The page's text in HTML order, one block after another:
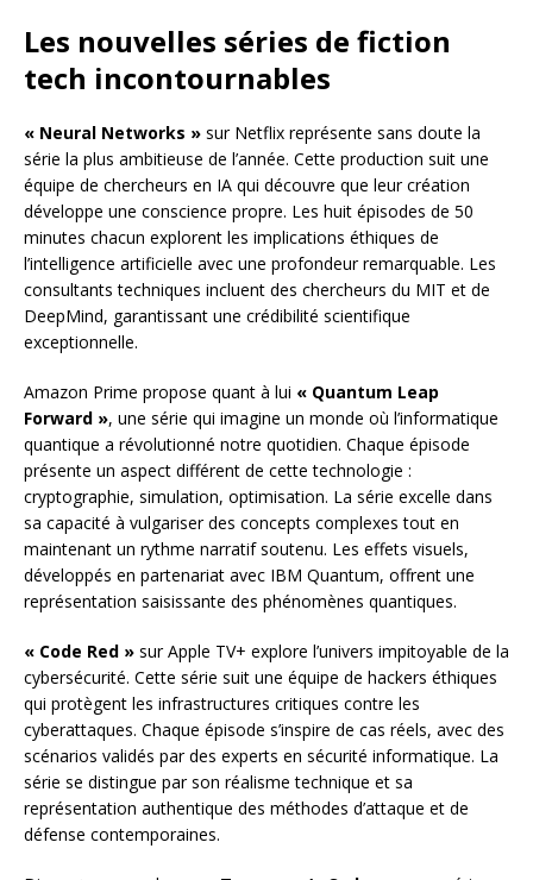
Les nouvelles séries de fiction
tech incontournables
« Neural Networks » sur Netflix représente sans doute la
série la plus ambitieuse de l’année. Cette production suit une
équipe de chercheurs en IA qui découvre que leur création
développe une conscience propre. Les huit épisodes de 50
minutes chacun explorent les implications éthiques de
l’intelligence artificielle avec une profondeur remarquable. Les
consultants techniques incluent des chercheurs du MIT et de
DeepMind, garantissant une crédibilité scientifique
exceptionnelle.
Amazon Prime propose quant à lui « Quantum Leap
Forward », une série qui imagine un monde où l’informatique
quantique a révolutionné notre quotidien. Chaque épisode
présente un aspect différent de cette technologie :
cryptographie, simulation, optimisation. La série excelle dans
sa capacité à vulgariser des concepts complexes tout en
maintenant un rythme narratif soutenu. Les effets visuels,
développés en partenariat avec IBM Quantum, offrent une
représentation saisissante des phénomènes quantiques.
« Code Red » sur Apple TV+ explore l’univers impitoyable de la
cybersécurité. Cette série suit une équipe de hackers éthiques
qui protègent les infrastructures critiques contre les
cyberattaques. Chaque épisode s’inspire de cas réels, avec des
scénarios validés par des experts en sécurité informatique. La
série se distingue par son réalisme technique et sa
représentation authentique des méthodes d’attaque et de
défense contemporaines.